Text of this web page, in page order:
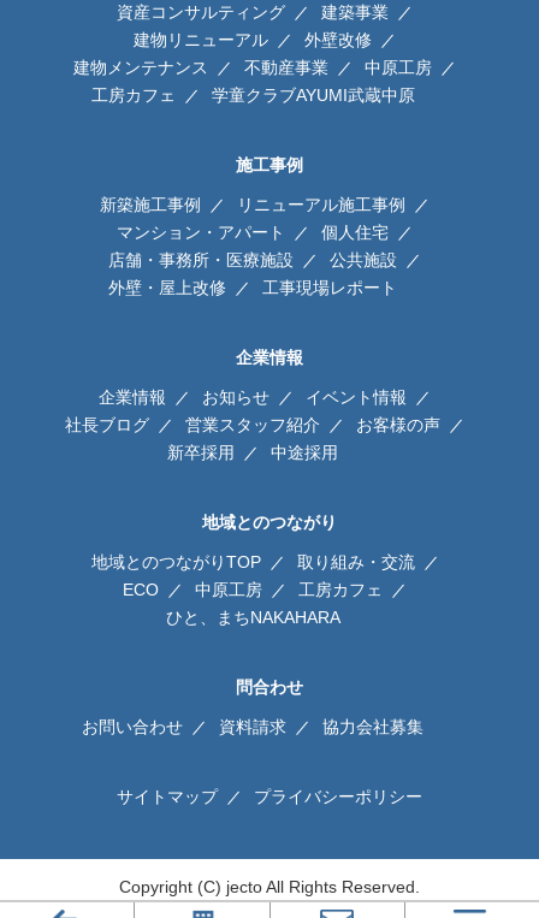
資産コンサルティング
建築事業
建物リニューアル
外壁改修
建物メンテナンス
不動産事業
中原工房
工房カフェ
学童クラブAYUMI武蔵中原
施工事例
新築施工事例
リニューアル施工事例
マンション・アパート
個人住宅
店舗・事務所・医療施設
公共施設
外壁・屋上改修
工事現場レポート
企業情報
企業情報 お知らせ
イベント情報
社長ブログ
営業スタッフ紹介
お客様の声
新卒採用
中途採用
地域とのつながり
地域とのつながりTOP
取り組み・交流
ECO
中原工房
工房カフェ
ひと、まちNAKAHARA
問合わせ
お問い合わせ 資料請求 協力会社募集
サイトマップ プライバシーポリシー
Copyright (C) jecto All Rights Reserved.